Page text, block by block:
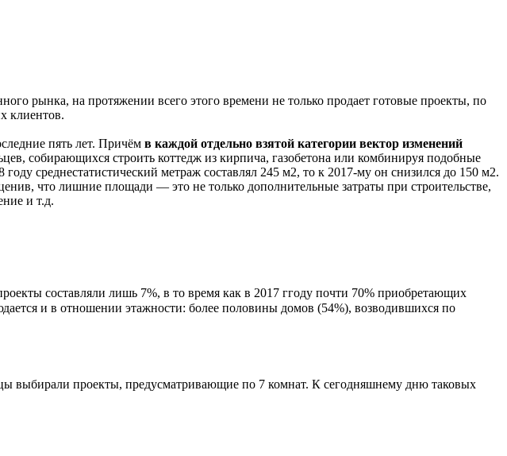
рынка, на протяжении всего этого времени не только продает готовые проекты, по
клиентов.
пять лет. Причём в каждой отдельно взятой категории вектор изменений
собирающихся строить коттедж из кирпича, газобетона или комбинируя подобные
среднестатистический метраж составлял 245 м2, то к 2017-му он снизился до 150 м2.
что лишние площади — это не только дополнительные затраты при строительстве,
и т.д.
составляли лишь 7%, в то время как в 2017 ггоду почти 70% приобретающих
и в отношении этажности: более половины домов (54%), возводившихся по
выбирали проекты, предусматривающие по 7 комнат. К сегодняшнему дню таковых